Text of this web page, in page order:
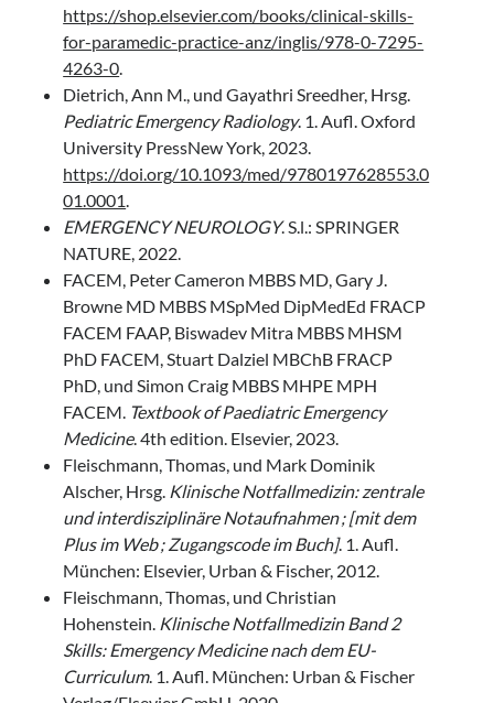
https://shop.elsevier.com/books/clinical-skills-
for-paramedic-practice-anz/inglis/978-0-7295-
4263-0.
Dietrich, Ann M., und Gayathri Sreedher, Hrsg.
Pediatric Emergency Radiology. 1. Aufl. Oxford
University PressNew York, 2023.
https://doi.org/10.1093/med/9780197628553.0
01.0001.
EMERGENCY NEUROLOGY. S.l.: SPRINGER
NATURE, 2022.
FACEM, Peter Cameron MBBS MD, Gary J.
Browne MD MBBS MSpMed DipMedEd FRACP
FACEM FAAP, Biswadev Mitra MBBS MHSM
PhD FACEM, Stuart Dalziel MBChB FRACP
PhD, und Simon Craig MBBS MHPE MPH
FACEM. Textbook of Paediatric Emergency
Medicine. 4th edition. Elsevier, 2023.
Fleischmann, Thomas, und Mark Dominik
Alscher, Hrsg. Klinische Notfallmedizin: zentrale
und interdisziplinäre Notaufnahmen ; [mit dem
Plus im Web ; Zugangscode im Buch]. 1. Aufl.
München: Elsevier, Urban & Fischer, 2012.
Fleischmann, Thomas, und Christian
Hohenstein. Klinische Notfallmedizin Band 2
Skills: Emergency Medicine nach dem EU-
Curriculum. 1. Aufl. München: Urban & Fischer